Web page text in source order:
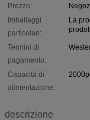
Prezzo:
Imballaggi
particolari:
La
Termini di
pagamento:
Capacità di
alimentazione:
descrizione